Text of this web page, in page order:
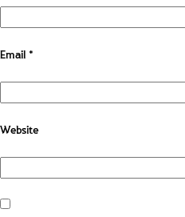
Email*
Website